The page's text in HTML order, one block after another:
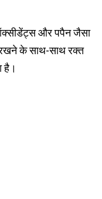
ऑक्सीडेंट्स और पपैन जैसा
रखने के साथ-साथ रक्त
है।